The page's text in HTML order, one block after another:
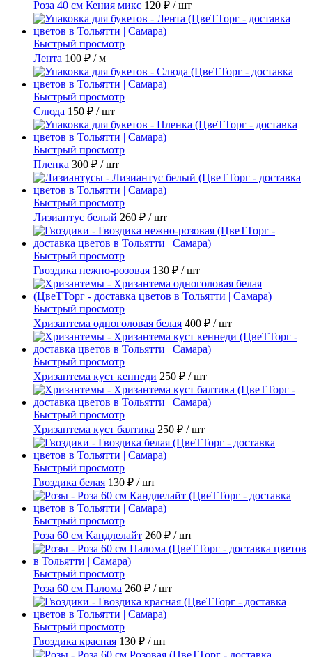
Роза 40 см Кения микс 120 ₽ / шт
Быстрый просмотр
Лента 100 ₽ / м
Быстрый просмотр
Слюда 150 ₽ / шт
Быстрый просмотр
Пленка 300 ₽ / шт
Быстрый просмотр
Лизиантус белый 260 ₽ / шт
Быстрый просмотр
Гвоздика нежно-розовая 130 ₽ / шт
Быстрый просмотр
Хризантема одноголовая белая 400 ₽ / шт
Быстрый просмотр
Хризантема куст кеннеди 250 ₽ / шт
Быстрый просмотр
Хризантема куст балтика 250 ₽ / шт
Быстрый просмотр
Гвоздика белая 130 ₽ / шт
Быстрый просмотр
Роза 60 см Кандлелайт 260 ₽ / шт
Быстрый просмотр
Роза 60 см Палома 260 ₽ / шт
Быстрый просмотр
Гвоздика красная 130 ₽ / шт